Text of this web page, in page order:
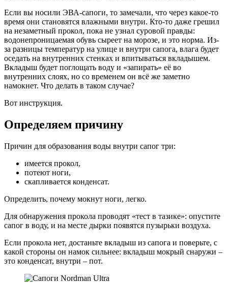
Если вы носили ЭВА-сапоги, то замечали, что через какое-то
время они становятся влажными внутри. Кто-то даже грешил
на незаметный прокол, пока не узнал суровой правды:
водонепроницаемая обувь сыреет на морозе, и это норма. Из-
за разницы температур на улице и внутри сапога, влага будет
оседать на внутренних стенках и впитываться вкладышем.
Вкладыш будет поглощать воду и «запирать» её во
внутренних слоях, но со временем он всё же заметно
намокнет. Что делать в таком случае?
Вот инструкция.
Определяем причину
Причин для образования воды внутри сапог три:
имеется прокол,
потеют ноги,
скапливается конденсат.
Определить, почему мокнут ноги, легко.
Для обнаружения прокола проводят «тест в тазике»: опустите
сапог в воду, и на месте дырки появятся пузырьки воздуха.
Если прокола нет, достаньте вкладыш из сапога и поверьте, с
какой стороны он намок сильнее: вкладыш мокрый снаружи –
это конденсат, внутри – пот.